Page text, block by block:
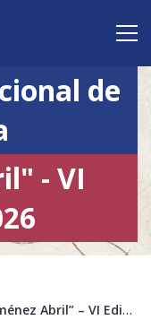
de
- VI
Festival internacional de guitarra “Ximénez Abril” – VI Edición 2026